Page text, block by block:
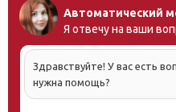
Автоматический
Я отвечу на ваши
Здравствуйте! У вас есть
нужна помощь?